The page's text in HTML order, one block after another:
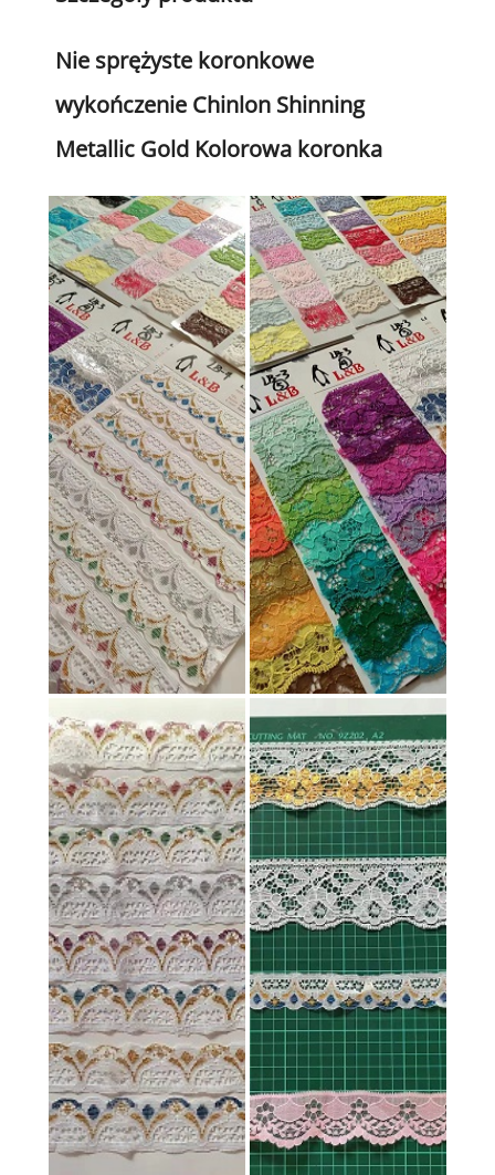
Nie sprężyste koronkowe
wykończenie Chinlon Shinning
Metallic Gold Kolorowa koronka